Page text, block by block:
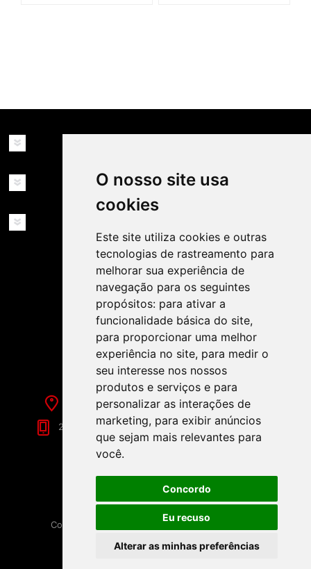
O nosso site usa
cookies
Este site utiliza cookies e outras
tecnologias de rastreamento para
melhorar sua experiência de
navegação para os seguintes
propósitos: para ativar a
funcionalidade básica do site,
para proporcionar uma melhor
experiência no site, para medir o
seu interesse nos nossos
produtos e serviços e para
personalizar as interações de
marketing, para exibir anúncios
que sejam mais relevantes para
você.
Concordo
Eu recuso
Alterar as minhas preferências
MINHA CONTA
SIGA-NOS NAS REDES SOCIAIS!
Rua de Évora, 70-C - Reguengos de Monsaraz
266 040 688 (Chamada para a Rede Fixa Nacional)
Copyright © 2026 Festamania. Todos os direitos
Powered bynopCommerce